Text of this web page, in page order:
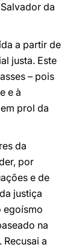
da
a partir de
justa. Este
– pois
e à
prol da
da
por
e de
justiça
egoísmo
na
a